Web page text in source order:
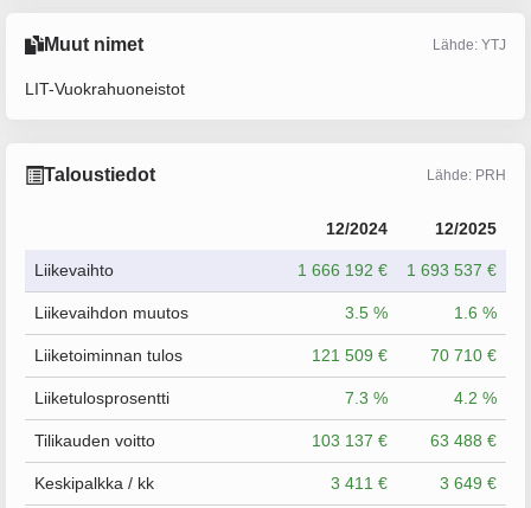
Muut nimet Lähde: YTJ
LIT-Vuokrahuoneistot
Taloustiedot Lähde: PRH
12/2024 12/2025
Liikevaihto 1 666 192 € 1 693 537 €
Liikevaihdon muutos 3.5 % 1.6 %
Liiketoiminnan tulos 121 509 € 70 710 €
Liiketulosprosentti 7.3 % 4.2 %
Tilikauden voitto 103 137 € 63 488 €
Keskipalkka / kk 3 411 € 3 649 €